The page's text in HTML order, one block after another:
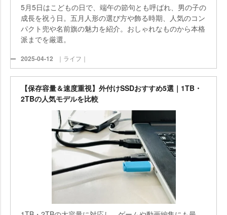
5月5日はこどもの日で、端午の節句とも呼ばれ、男の子の
成長を祝う日。五月人形の選び方や飾る時期、人気のコン
パクト兜や名前旗の魅力を紹介。おしゃれなものから本格
派までを厳選。
2025-04-12 ｜ライフ｜
【保存容量＆速度重視】外付けSSDおすすめ5選｜1TB・
2TBの人気モデルを比較